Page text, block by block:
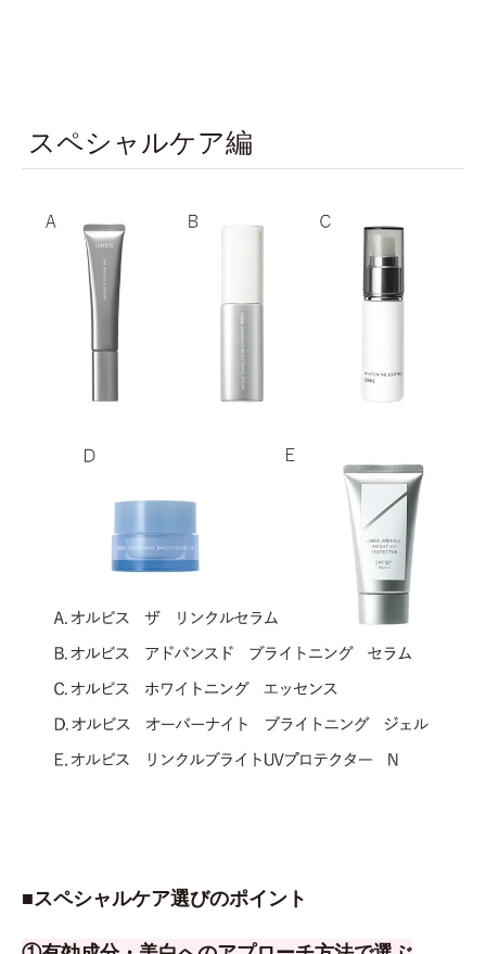
スペシャルケア編
■スペシャルケア選びのポイント